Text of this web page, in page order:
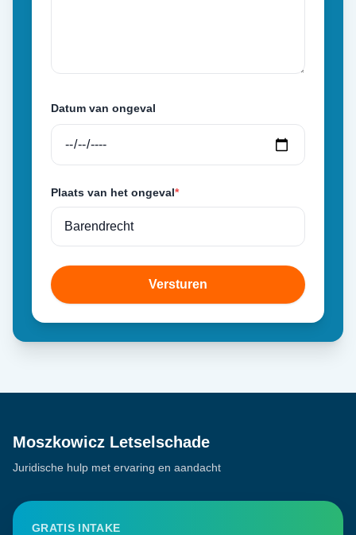
Datum van ongeval
Plaats van het ongeval*
Versturen
Moszkowicz Letselschade
Juridische hulp met ervaring en aandacht
GRATIS INTAKE